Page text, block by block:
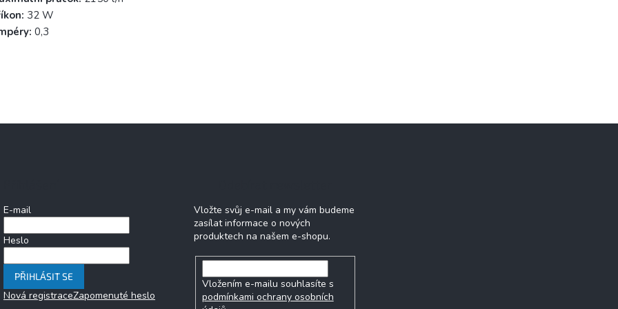
32 W
0,3
E-mail
Heslo
PŘIHLÁSIT SE
Nová registraceZapomenuté heslo
Vložte svůj e-mail a my vám budeme
zasílat informace o nových
produktech na našem e-shopu.
Vložením e-mailu souhlasíte s
podmínkami ochrany osobních